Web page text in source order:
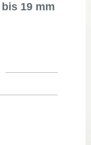
bis 19 mm